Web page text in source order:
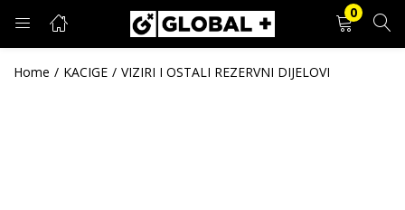
0
PRIJAVA REGISTRACIJA
Home KACIGE VIZIRI I OSTALI REZERVNI DIJELOVI